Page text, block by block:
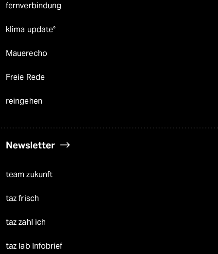
fernverbindung
klima update°
Mauerecho
Freie Rede
reingehen
Newsletter
team zukunft
taz frisch
taz zahl ich
taz lab Infobrief